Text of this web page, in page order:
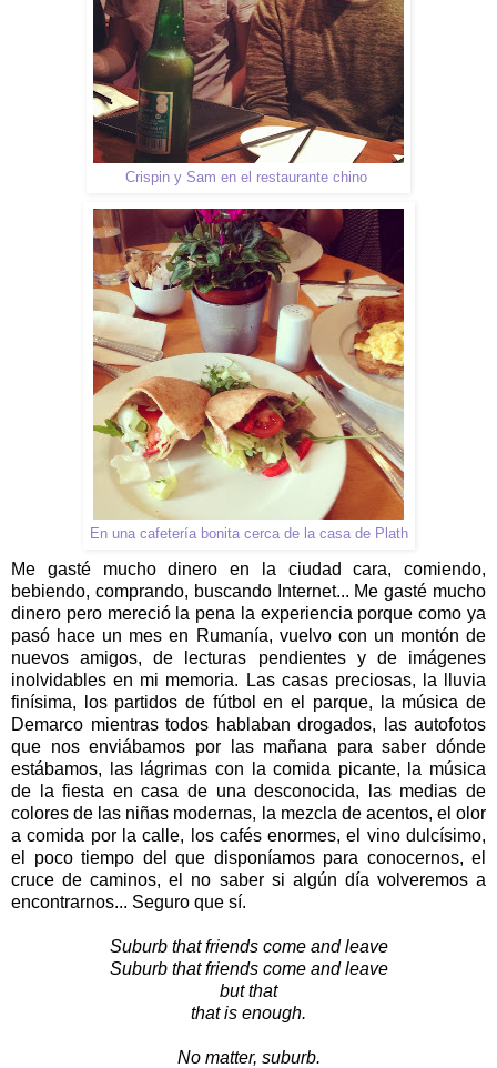
Crispin y Sam en el restaurante chino
En una cafetería bonita cerca de la casa de Plath
Me gasté mucho dinero en la ciudad cara, comiendo,
bebiendo, comprando, buscando Internet... Me gasté mucho
dinero pero mereció la pena la experiencia porque como ya
pasó hace un mes en Rumanía, vuelvo con un montón de
nuevos amigos, de lecturas pendientes y de imágenes
inolvidables en mi memoria. Las casas preciosas, la lluvia
finísima, los partidos de fútbol en el parque, la música de
Demarco mientras todos hablaban drogados, las autofotos
que nos enviábamos por las mañana para saber dónde
estábamos, las lágrimas con la comida picante, la música
de la fiesta en casa de una desconocida, las medias de
colores de las niñas modernas, la mezcla de acentos, el olor
a comida por la calle, los cafés enormes, el vino dulcísimo,
el poco tiempo del que disponíamos para conocernos, el
cruce de caminos, el no saber si algún día volveremos a
encontrarnos... Seguro que sí.
Suburb that friends come and leave
Suburb that friends come and leave
but that
that is enough.
No matter, suburb.